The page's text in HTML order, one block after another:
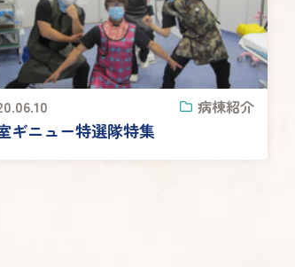
病棟紹介
ギニュー特選隊特集